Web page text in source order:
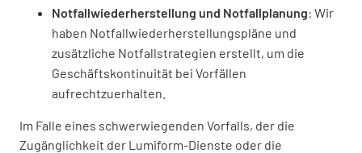
Notfallwiederherstellung und Notfallplanung: Wir
haben Notfallwiederherstellungspläne und
zusätzliche Notfallstrategien erstellt, um die
Geschäftskontinuität bei Vorfällen
aufrechtzuerhalten.
Im Falle eines schwerwiegenden Vorfalls, der die
Zugänglichkeit der Lumiform-Dienste oder die